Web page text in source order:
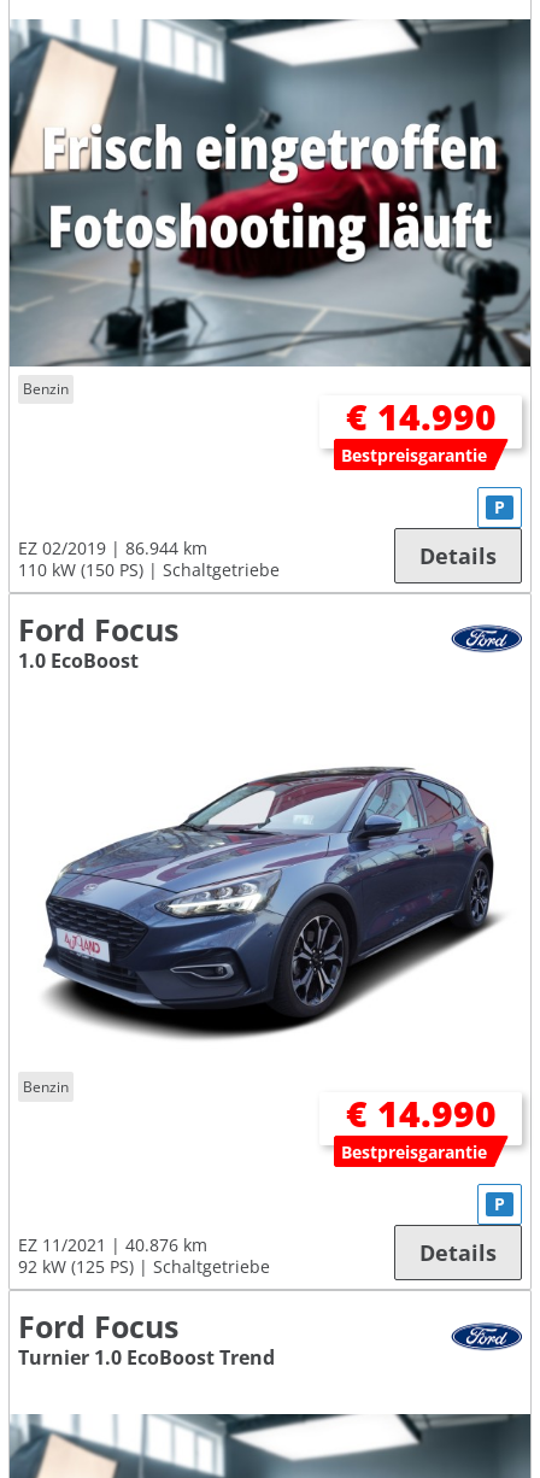
Benzin
€ 14.990
Bestpreisgarantie
EZ 02/2019
86.944 km
110 kW (150 PS)
Schaltgetriebe
P
Details
Ford Focus
1.0 EcoBoost
Benzin
€ 14.990
Bestpreisgarantie
EZ 11/2021
40.876 km
92 kW (125 PS)
Schaltgetriebe
P
Details
Ford Focus
Turnier 1.0 EcoBoost Trend